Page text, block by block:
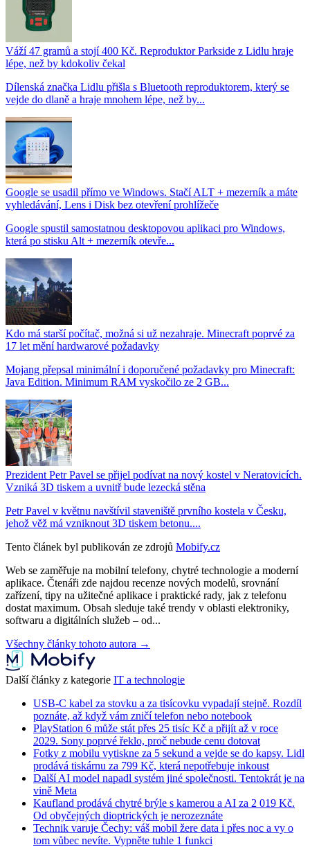
Váží 47 gramů a stojí 400 Kč. Reproduktor Parkside z Lidlu hraje
lépe, než by kdokoliv čekal
Dílenská značka Lidlu přišla s Bluetooth reproduktorem, který se
vejde do dlaně a hraje mnohem lépe, než by...
Google se usadil přímo ve Windows. Stačí ALT + mezerník a máte
vyhledávání, Lens i Disk bez otevření prohlížeče
Google spustil samostatnou desktopovou aplikaci pro Windows,
která po stisku Alt + mezerník otevře...
Kdo má starší počítač, možná si už nezahraje. Minecraft poprvé za
17 let mění hardwarové požadavky
Mojang přepsal minimální i doporučené požadavky pro Minecraft:
Java Edition. Minimum RAM vyskočilo ze 2 GB...
Prezident Petr Pavel se přijel podívat na nový kostel v Neratovicích.
Vzniká 3D tiskem a uvnitř bude lezecká stěna
Petr Pavel v květnu navštívil staveniště prvního kostela v Česku,
jehož věž má vzniknout 3D tiskem betonu....
Tento článek byl publikován ze zdrojů Mobify.cz
Web se zaměřuje na mobilní telefony, chytré technologie a moderní
aplikace. Čtenáři zde najdou recenze nových modelů, srovnání
zařízení, tipy na užitečné aplikace i praktické rady, jak z telefonu
dostat maximum. Obsah sleduje také trendy v oblasti elektroniky,
softwaru a digitálních služeb – od...
Všechny články tohoto autora →
Další články z kategorie IT a technologie
USB-C kabel za stovku a za tisícovku vypadají stejně. Rozdíl
poznáte, až když vám zničí telefon nebo notebook
PlayStation 6 může stát přes 25 tisíc Kč a přijít až v roce
2029. Sony poprvé řeklo, proč nebude cenu dotovat
Fotky z mobilu vytiskne za 5 sekund a vejde se do kapsy. Lidl
prodává tiskárnu za 799 Kč, která nepotřebuje inkoust
Další AI model napadl systém jiné společnosti. Tentokrát je na
vině Meta
Kaufland prodává chytré brýle s kamerou a AI za 2 019 Kč.
Od obyčejných dioptrických je nerozeznáte
Technik varuje Čechy: váš mobil žere data i přes noc a vy o
tom vůbec nevíte. Vypněte tuhle 1 funkci